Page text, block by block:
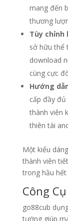
mang đến
thương
Tùy chỉnh
sở hữu thể
download
cùng cực
Hướng
cấp đầy đủ
thành viên
thiên tài
Một kiểu
thành viên
trong hầu
Công
go88cub
tướng giúp